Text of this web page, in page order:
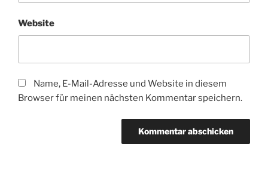
Website
Name, E-Mail-Adresse und Website in diesem
Browser für meinen nächsten Kommentar speichern.